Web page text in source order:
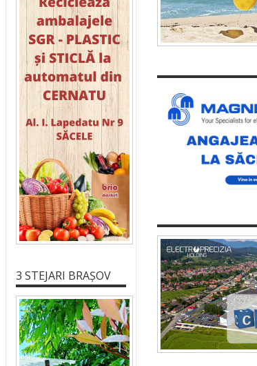
3 STEJARI BRAȘOV